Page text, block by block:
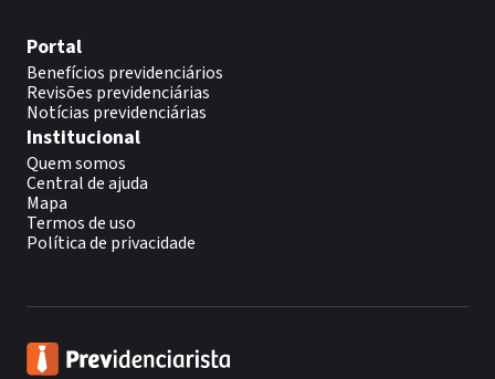
Portal
Benefícios previdenciários
Revisões previdenciárias
Notícias previdenciárias
Institucional
Quem somos
Central de ajuda
Mapa
Termos de uso
Política de privacidade